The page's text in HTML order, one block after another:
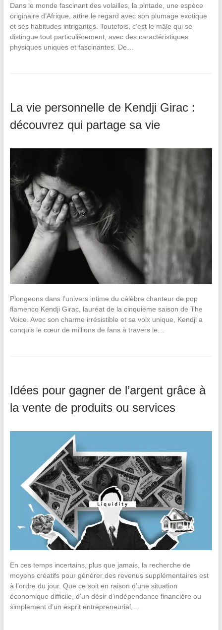
Dans le monde fascinant des volailles, la pintade, une espèce
originaire d’Afrique, attire le regard avec son plumage exotique
et ses habitudes intrigantes. Toutefois, c’est le mâle qui se
distingue tout particulièrement, avec des caractéristiques
physiques uniques et fascinantes. De…
La vie personnelle de Kendji Girac :
découvrez qui partage sa vie
Plongeons dans l’univers intime du célèbre chanteur de pop
flamenco Kendji Girac, lauréat de la cinquième saison de The
Voice. Avec son charme irrésistible et sa voix unique, Kendji a
conquis le cœur de millions de fans à travers le…
Idées pour gagner de l’argent grâce à
la vente de produits ou services
En ces temps incertains, plus que jamais, la recherche de
moyens créatifs pour générer des revenus supplémentaires est
à l’ordre du jour. Que ce soit en raison d’une situation
économique difficile, d’un désir d’indépendance financière ou
simplement d’un esprit entrepreneurial,…